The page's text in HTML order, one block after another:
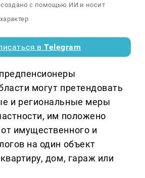
с помощью ИИ и носит
вTelegram
могут претендовать
и региональные меры
им положено
имущественного и
на один объект
дом, гараж или